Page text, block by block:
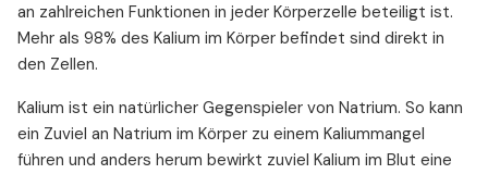
an zahlreichen Funktionen in jeder Körperzelle beteiligt ist.
Mehr als 98% des Kalium im Körper befindet sind direkt in
den Zellen.
Kalium ist ein natürlicher Gegenspieler von Natrium. So kann
ein Zuviel an Natrium im Körper zu einem Kaliummangel
führen und anders herum bewirkt zuviel Kalium im Blut eine